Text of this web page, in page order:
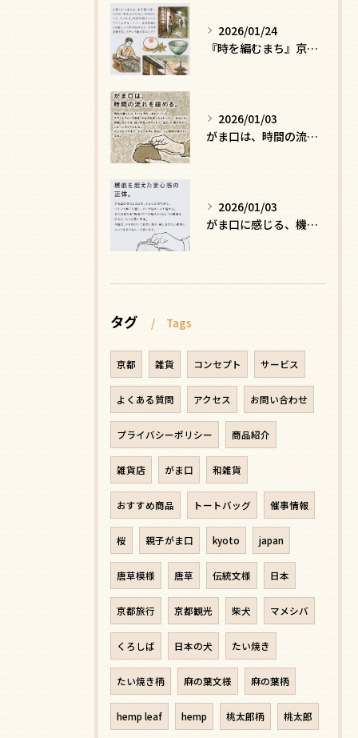
2026/01/24
『時を編むまち』京都ー日常にひそむ、静かな贅沢
2026/01/03
がま口は、時間の流れを緩める
2026/01/03
がま口に感じる、機能を超えた安心感の正体
タグ Tags
京都 雑貨 コンセプト サービス
よくある質問 アクセス お問い合わせ
プライバシーポリシー 商品紹介
雑貨店 がま口 和雑貨
おすすめ商品 トートバッグ 催事情報
桜 親子がま口 kyoto japan
唐草模様 唐草 伝統文様 日本
京都旅行 京都観光 柴犬 マメシバ
くろしば 日本の犬 たい焼き
たい焼き柄 麻の葉文様 麻の葉柄
hemp leaf hemp 桃太郎柄 桃太郎